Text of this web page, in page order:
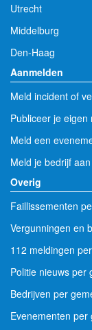
Utrecht
Middelburg
Den-Haag
Aanmelden
Meld incident of
Publiceer je eigen
Meld een
Meld je bedrijf
Overig
Faillissementen
Vergunningen en
112 meldingen
Politie nieuws per
Bedrijven per
Evenementen per